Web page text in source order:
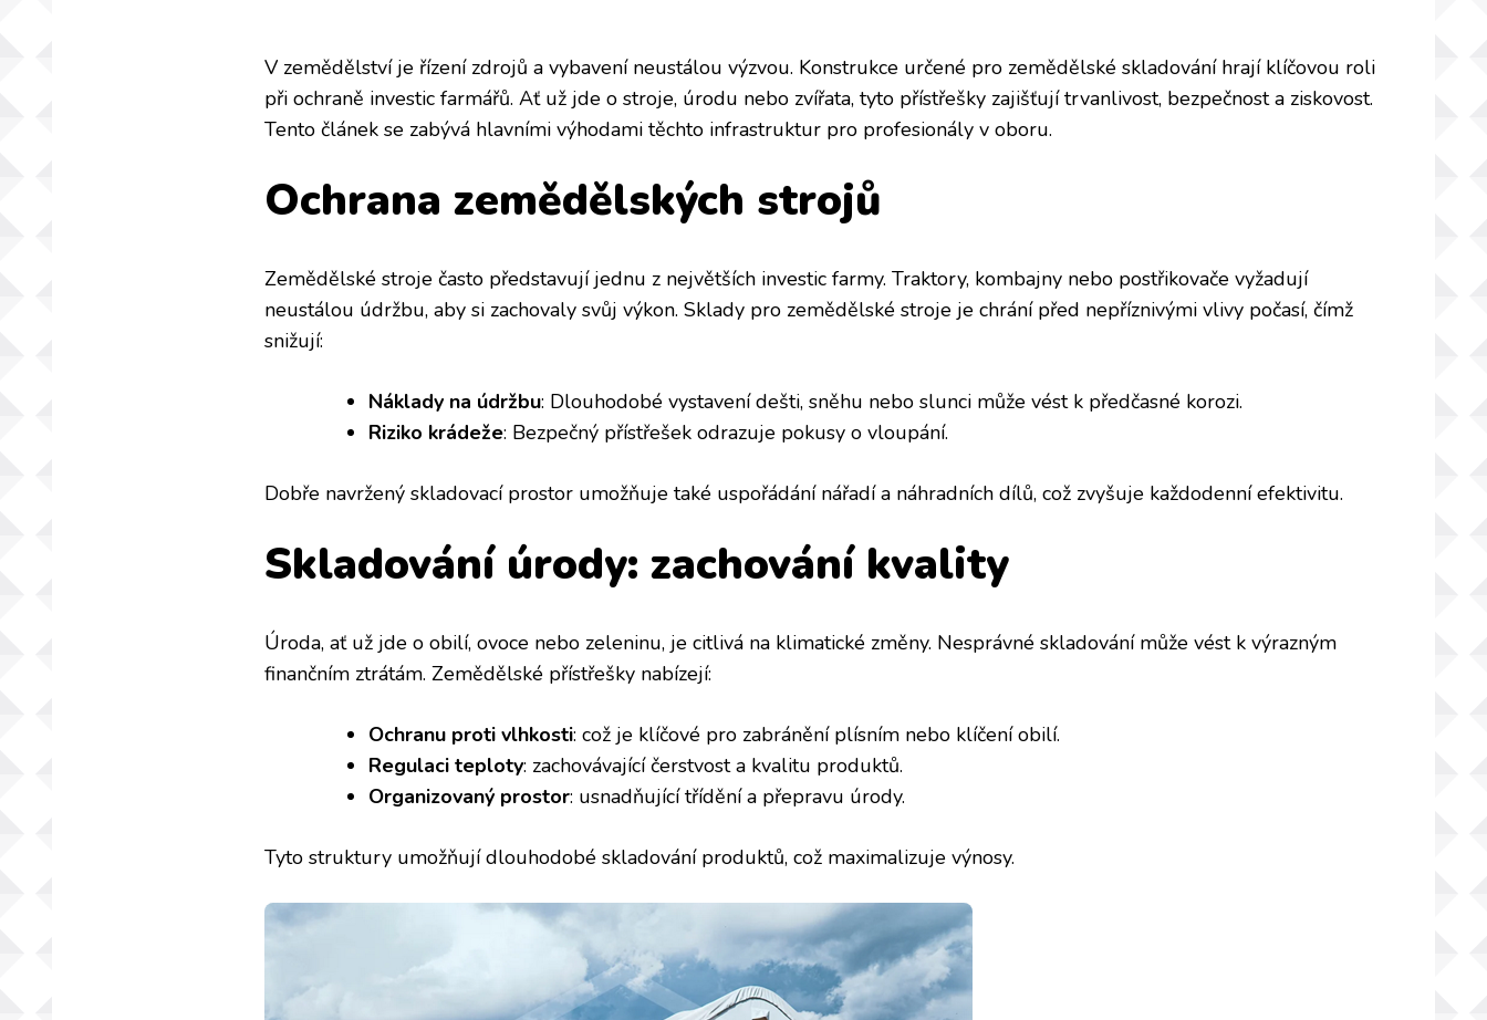
V zemědělství je řízení zdrojů a vybavení neustálou výzvou. Konstrukce určené pro zemědělské skladování hrají klíčovou roli
při ochraně investic farmářů. Ať už jde o stroje, úrodu nebo zvířata, tyto přístřešky zajišťují trvanlivost, bezpečnost a ziskovost.
Tento článek se zabývá hlavními výhodami těchto infrastruktur pro profesionály v oboru.
Ochrana zemědělských strojů
Zemědělské stroje často představují jednu z největších investic farmy. Traktory, kombajny nebo postřikovače vyžadují
neustálou údržbu, aby si zachovaly svůj výkon. Sklady pro zemědělské stroje je chrání před nepříznivými vlivy počasí, čímž
snižují:
Náklady na údržbu: Dlouhodobé vystavení dešti, sněhu nebo slunci může vést k předčasné korozi.
Riziko krádeže: Bezpečný přístřešek odrazuje pokusy o vloupání.
Dobře navržený skladovací prostor umožňuje také uspořádání nářadí a náhradních dílů, což zvyšuje každodenní efektivitu.
Skladování úrody: zachování kvality
Úroda, ať už jde o obilí, ovoce nebo zeleninu, je citlivá na klimatické změny. Nesprávné skladování může vést k výrazným
finančním ztrátám. Zemědělské přístřešky nabízejí:
Ochranu proti vlhkosti: což je klíčové pro zabránění plísním nebo klíčení obilí.
Regulaci teploty: zachovávající čerstvost a kvalitu produktů.
Organizovaný prostor: usnadňující třídění a přepravu úrody.
Tyto struktury umožňují dlouhodobé skladování produktů, což maximalizuje výnosy.